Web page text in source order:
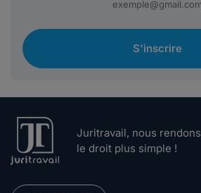
S'inscrire
Juritravail, nous rendons
le droit plus simple !